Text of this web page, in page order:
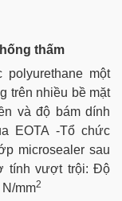
thấm
polyurethane một
trên nhiều bề mặt
và độ bám dính
ΕΟΤΑ -Tổ chức
microsealer sau
tính vượt trội: Độ
mm2